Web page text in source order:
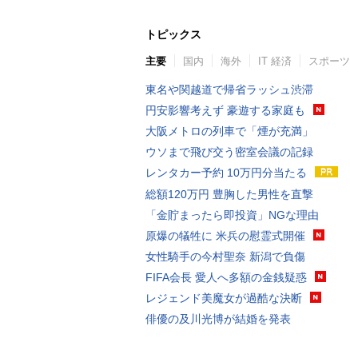
トピックス
主要 国内 海外 IT 経済 スポーツ
東名や関越道で帰省ラッシュ渋滞
円安影響考えず 豪遊する家庭も
大阪メトロの列車で「煙が充満」
ウソまで飛び交う密室会議の記録
レンタカー予約 10万円分当たる
総額120万円 豊胸した男性を直撃
「金貯まったら即投資」NGな理由
原爆の犠牲に 米兵の慰霊式開催
女性騎手の今村聖奈 新潟で負傷
FIFA会長 愛人へ多額の金銭疑惑
レジェンド美魔女が過酷な決断
俳優の及川光博が結婚を発表